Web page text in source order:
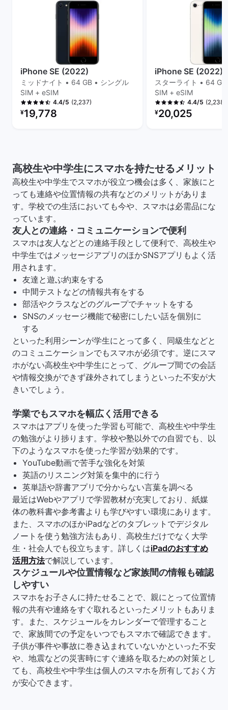
iPhone SE (2022)
ミッドナイト • 64 GB • シングル
SIM + eSIM
4.4/5 (2,237)
リファービッシュ品の価格：
¥19,778
iPhone SE (2022)
スターライト • 64
SIM + eSIM
4.4/5 (2,238)
リファービッシュ品の
¥20,025
高校生や中学生にスマホを持たせるメリット
高校生や中学生でスマホが役立つ機会は多く、家族にと
っても連絡や位置情報の共有などのメリットがありま
す。学校での生活においても今や、スマホは必需品にな
っています。
友人との連絡・コミュニケーションで便利
スマホは友人などとの連絡手段として便利で、高校生や
中学生ではメッセージアプリのほかSNSアプリもよく活
用されます。
友達と遊ぶ約束をする
中間テストなどの情報共有をする
部活やクラスなどのグループでチャットをする
SNSのメッセージ機能で秘密にしたい話を個別に
する
といった利用シーンが学生にとって多く、同級生などと
のコミュニケーションでもスマホが必須です。逆にスマ
ホがない高校生や中学生にとって、グループ間での会話
や情報交換ができず疎外されてしまうといった不安が大
きいでしょう。
学業でもスマホを幅広く活用できる
スマホはアプリを使った学習も可能で、高校生や中学生
の勉強がより捗ります。学校や塾以外での自習でも、以
下のようなスマホを使った学習が効果的です。
YouTube動画で苦手な強化を対策
英語のリスニング対策を集中的に行う
英単語や辞書アプリで分からない言葉を調べる
最近はWebやアプリで学習教材が充実しており、紙媒
体の教科書や参考書よりも学びやすい環境にあります。
また、スマホのほかiPadなどのタブレットでデジタル
ノートを使う勉強方法もあり、高校生だけでなく大学
生・社会人でも役立ちます。詳しくはiPadのおすすめ
活用方法で解説しています。
スケジュールや位置情報など家族間の情報も確認
しやすい
スマホをお子さんに持たせることで、親にとって位置情
報の共有や連絡をすぐ取れるといったメリットもありま
す。また、スケジュールをカレンダーで管理すること
で、家族間での予定をいつでもスマホで確認できます。
子供が事件や事故に巻き込まれていないかといった不安
や、地震などの災害時にすぐ連絡を取るための対策とし
ても、高校生や中学生は個人のスマホを所有しておく方
が安心できます。